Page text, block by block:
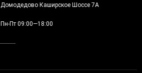
Домодедово Каширское Шоссе 7А
Пн-Пт 09:00—18:00